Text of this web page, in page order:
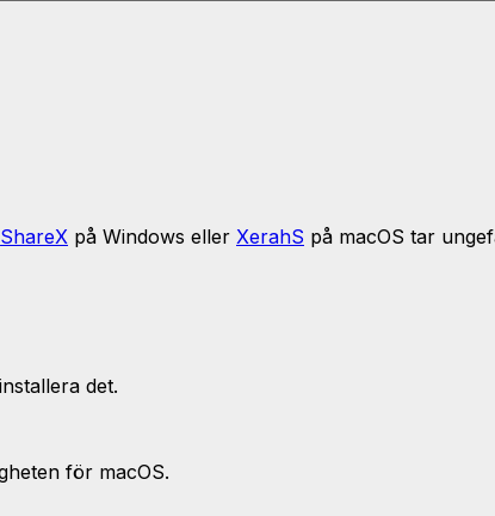
ShareX på Windows eller XerahS på macOS tar
det.
för macOS.